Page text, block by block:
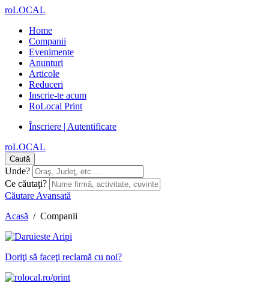
roLOCAL
Home
Companii
Evenimente
Anunturi
Articole
Reduceri
Inscrie-te acum
RoLocal Print
Înscriere | Autentificare
roLOCAL
Caută
Unde?
Ce căutaţi?
Căutare Avansată
Acasă / Companii
Doriţi să faceţi reclamă cu noi?